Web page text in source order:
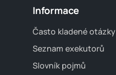
Informace
Často kladené otázky
Seznam exekutorů
Slovník pojmů